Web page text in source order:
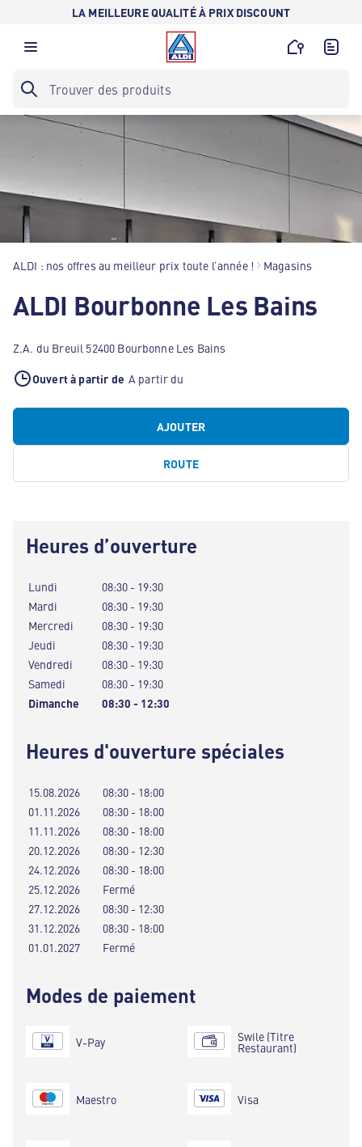
LA MEILLEURE QUALITÉ À PRIX DISCOUNT
ALDI : nos offres au meilleur prix toute l’année ! Magasins
ALDI Bourbonne Les Bains
Z.A. du Breuil 52400 Bourbonne Les Bains
Ouvert à partir de A partir du
AJOUTER
ROUTE
Heures d’ouverture
Lundi
08:30 - 19:30
Mardi
08:30 - 19:30
Mercredi
08:30 - 19:30
Jeudi
08:30 - 19:30
Vendredi
08:30 - 19:30
Samedi
08:30 - 19:30
Dimanche
08:30 - 12:30
Heures d'ouverture spéciales
15.08.2026
08:30 - 18:00
01.11.2026
08:30 - 18:00
11.11.2026
08:30 - 18:00
20.12.2026
08:30 - 12:30
24.12.2026
08:30 - 18:00
25.12.2026
Fermé
27.12.2026
08:30 - 12:30
31.12.2026
08:30 - 18:00
01.01.2027
Fermé
Modes de paiement
V-Pay
Maestro
Swile (Titre
Restaurant)
Visa